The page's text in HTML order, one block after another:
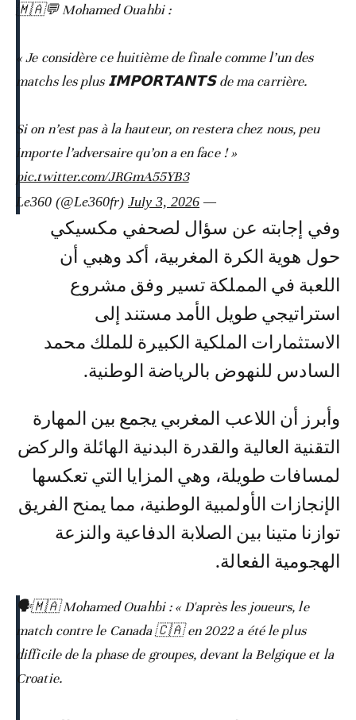
🇲🇦💬 Mohamed Ouahbi :
« Je considère ce huitième de finale comme l’un des
matchs les plus 𝗜𝗠𝗣𝗢𝗥𝗧𝗔𝗡𝗧𝗦 de ma carrière.
Si on n’est pas à la hauteur, on restera chez nous, peu
importe l’adversaire qu’on a en face ! »
pic.twitter.com/JRGmA55YB3
— Le360 (@Le360fr)
July 3, 2026
وفي إجابته عن سؤال لصحفي مكسيكي
حول هوية الكرة المغربية، أكد وهبي أن
اللعبة في المملكة تسير وفق مشروع
استراتيجي طويل الأمد مستند إلى
الاستثمارات الملكية الكبيرة للملك محمد
السادس للنهوض بالرياضة الوطنية.
وأبرز أن اللاعب المغربي يجمع بين المهارة
التقنية العالية والقدرة البدنية الهائلة والركض
لمسافات طويلة، وهي المزايا التي تعكسها
الإنجازات الأولمبية الوطنية، مما يمنح الفريق
توازنا متينا بين الصلابة الدفاعية والنزعة
الهجومية الفعالة.
🗣️🇲🇦 Mohamed Ouahbi : « D'après les joueurs, le
match contre le Canada 🇨🇦 en 2022 a été le plus
difficile de la phase de groupes, devant la Belgique et la
Croatie.